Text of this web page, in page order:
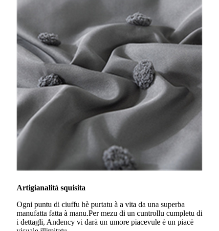
Artigianalità squisita
Ogni puntu di ciuffu hè purtatu à a vita da una superba
manufatta fatta à manu.Per mezu di un cuntrollu cumpletu di
i dettagli, Andency vi darà un umore piacevule è un piacè